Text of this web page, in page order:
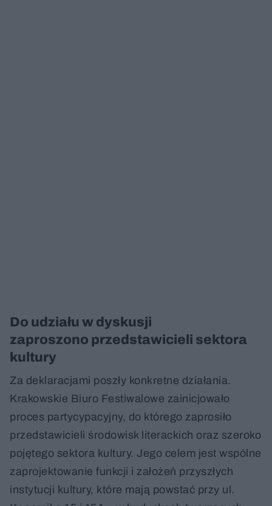
Do udziału w dyskusji
zaproszono przedstawicieli sektora
kultury
Za deklaracjami poszły konkretne działania.
Krakowskie Biuro Festiwalowe zainicjowało
proces partycypacyjny, do którego zaprosiło
przedstawicieli środowisk literackich oraz szeroko
pojętego sektora kultury. Jego celem jest wspólne
zaprojektowanie funkcji i założeń przyszłych
instytucji kultury, które mają powstać przy ul.